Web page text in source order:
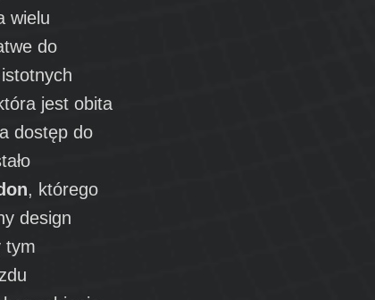
wielu
do
jest obita
dostęp do
, którego
design
tym